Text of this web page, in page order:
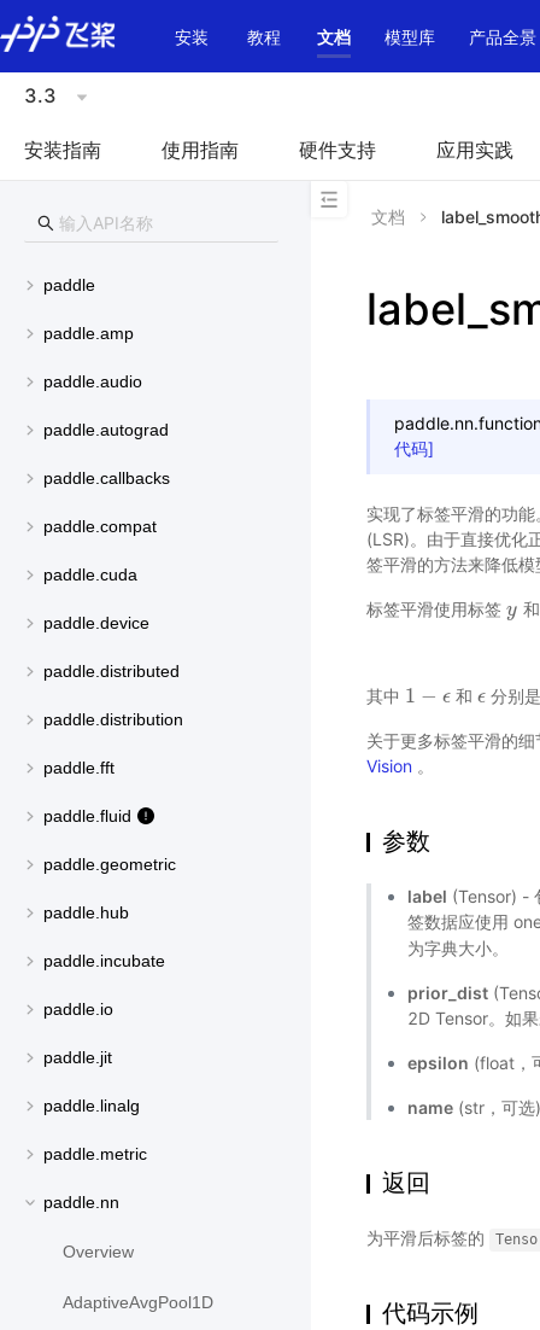
\u200E
安装
教程 文档 模型库 产品全景
3.3
安装指南 使用指南 硬件支持 应用实践
paddle
paddle.amp
paddle.audio
paddle.autograd
paddle.callbacks
paddle.compat
paddle.cuda
paddle.device
paddle.distributed
paddle.distribution
paddle.fft
paddle.fluid
paddle.geometric
paddle.hub
paddle.incubate
paddle.io
paddle.jit
paddle.linalg
paddle.metric
paddle.nn
Overview
AdaptiveAvgPool1D
文档
代码]
实现了标签平滑的功
(LSR)。由于直接优化
签平滑的方法来降低
标签平滑使用标签 y
y
其中 1 − ϵ
1 −ϵ 和ϵ
ϵ 分别
关于更多标签平滑的
Vision 。
参数
label (Tensor) -
签数据应使用
为字典大小。
prior_dist
2D Tensor。如
epsilon (float，
name (str，可
返回
为平滑后标签的
代码示例